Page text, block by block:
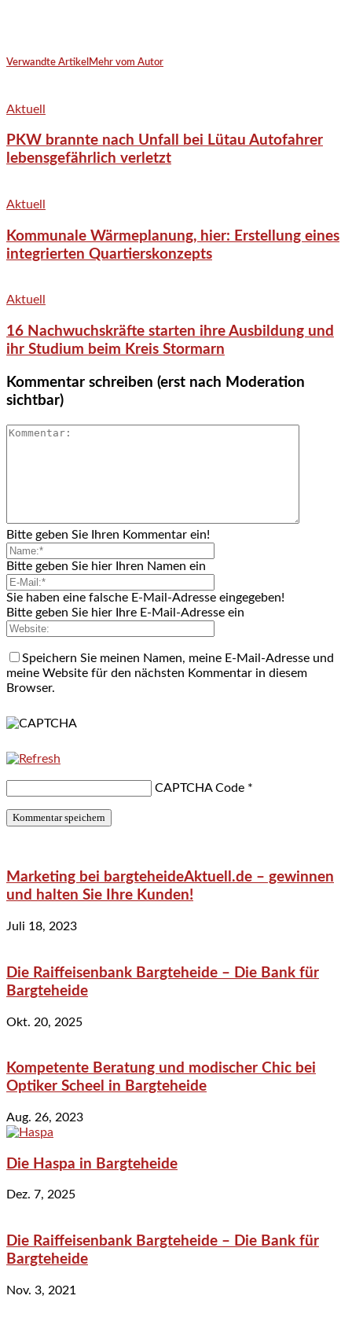
Verwandte Artikel Mehr vom Autor
Aktuell
PKW brannte nach Unfall bei Lütau Autofahrer
lebensgefährlich verletzt
Aktuell
Kommunale Wärmeplanung, hier: Erstellung eines
integrierten Quartierskonzepts
Aktuell
16 Nachwuchskräfte starten ihre Ausbildung und
ihr Studium beim Kreis Stormarn
Kommentar schreiben (erst nach Moderation
sichtbar)
Bitte geben Sie Ihren Kommentar ein!
Bitte geben Sie hier Ihren Namen ein
Sie haben eine falsche E-Mail-Adresse eingegeben!
Bitte geben Sie hier Ihre E-Mail-Adresse ein
Speichern Sie meinen Namen, meine E-Mail-Adresse und
meine Website für den nächsten Kommentar in diesem
Browser.
CAPTCHA Code *
Marketing bei bargteheideAktuell.de – gewinnen
und halten Sie Ihre Kunden!
Juli 18, 2023
Die Raiffeisenbank Bargteheide – Die Bank für
Bargteheide
Okt. 20, 2025
Kompetente Beratung und modischer Chic bei
Optiker Scheel in Bargteheide
Aug. 26, 2023
Die Haspa in Bargteheide
Dez. 7, 2025
Die Raiffeisenbank Bargteheide – Die Bank für
Bargteheide
Nov. 3, 2021